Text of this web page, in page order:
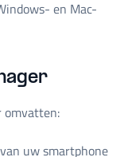
en Mac-
omvatten:
uw smartphone